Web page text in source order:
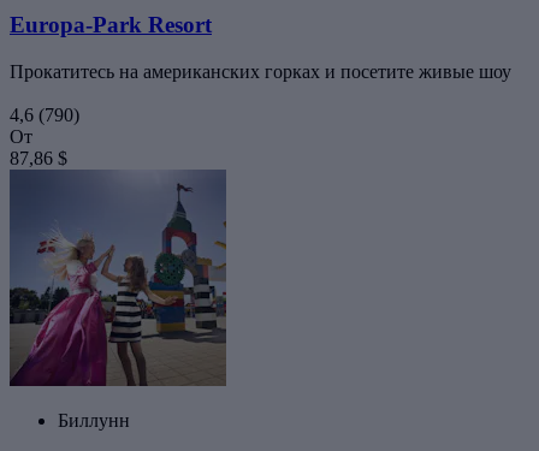
Europa-Park Resort
Прокатитесь на американских горках и посетите живые шоу
4,6 (790)
От
87,86 $
Биллунн